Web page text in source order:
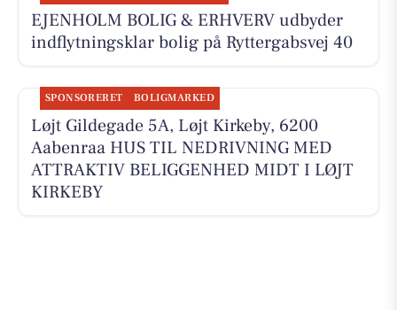
EJENHOLM BOLIG & ERHVERV udbyder
indflytningsklar bolig på Ryttergabsvej 40
SPONSORERET BOLIGMARKED
Løjt Gildegade 5A, Løjt Kirkeby, 6200
Aabenraa HUS TIL NEDRIVNING MED
ATTRAKTIV BELIGGENHED MIDT I LØJT
KIRKEBY